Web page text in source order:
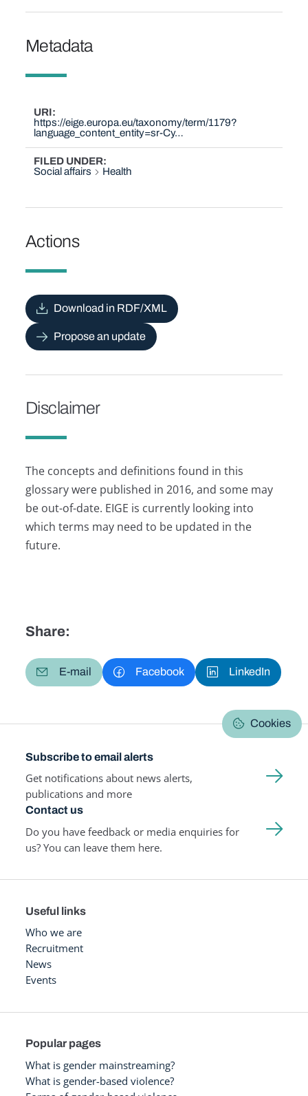
Metadata
URI
https://eige.europa.eu/taxonomy/term/1179?
language_content_entity=sr-Cy…
FILED UNDER
Social affairs
Health
Actions
Download in RDF/XML
Propose an update
Disclaimer
The concepts and definitions found in this
glossary were published in 2016, and some may
be out-of-date. EIGE is currently looking into
which terms may need to be updated in the
future.
Share:
E-mail Facebook LinkedIn
Cookies
Subscribe to email alerts
Get notifications about news alerts,
publications and more
Contact us
Do you have feedback or media enquiries for
us? You can leave them here.
Useful links
Who we are
Recruitment
News
Events
Popular pages
What is gender mainstreaming?
What is gender-based violence?